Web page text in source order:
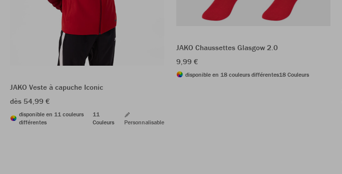
JAKO Veste à capuche Iconic
dès 54,99 €
disponible en 11 couleurs
différentes
11
Couleurs
Personnalisable
JAKO Chaussettes Glasgow 2.0
9,99 €
disponible en 18 couleurs différentes18 Couleurs